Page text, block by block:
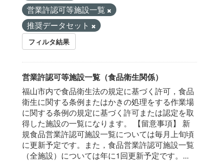
営業許認可等施設一覧
推奨データセット
フィルタ結果
営業許認可等施設一覧（食品衛生関係）
福山市内で食品衛生法の規定に基づく許可，食品
衛生に関する条例またはかきの処理をする作業場
に関する条例の規定に基づく許可または認定を取
得した施設の一覧になります。 【留意事項】 新
規食品営業許認可施設一覧については毎月上旬頃
に更新予定です。また，食品営業許認可施設一覧
（全施設）については年に1回更新予定です。...